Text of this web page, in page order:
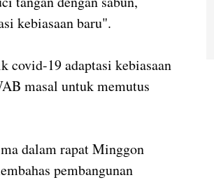
kebiasaan baru".
covid-19 adaptasi kebiasaan
masal untuk memutus
dalam rapat Minggon
pembangunan